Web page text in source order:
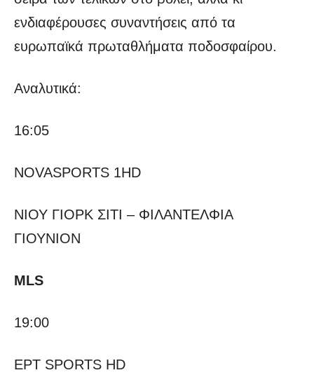
ενδιαφέρουσες συναντήσεις από τα
ευρωπαϊκά πρωταθλήματα ποδοσφαίρου.
Αναλυτικά:
16:05
NOVASPORTS 1HD
ΝΙΟΥ ΓΙΟΡΚ ΣΙΤΙ – ΦΙΛΑΝΤΕΛΦΙΑ
ΓΙΟΥΝΙΟΝ
MLS
19:00
ΕΡΤ SPORTS HD